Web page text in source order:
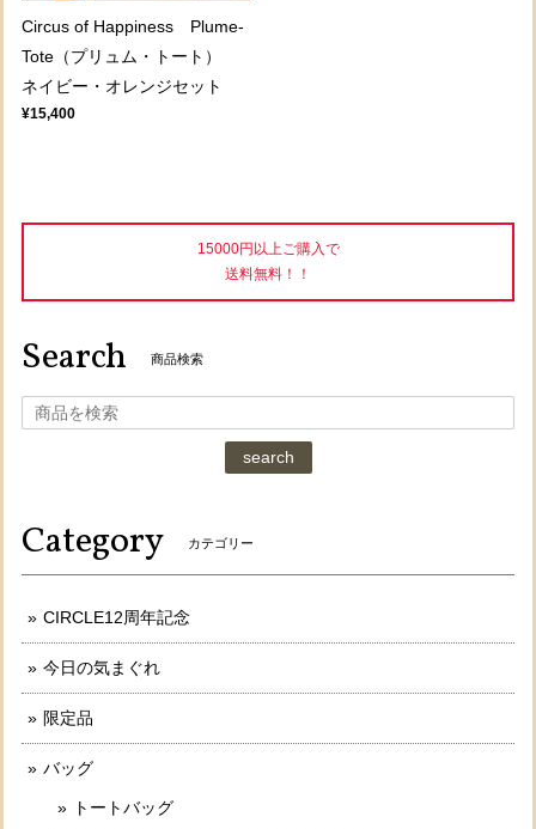
Circus of Happiness Plume-
Tote（プリュム・トート）
ネイビー・オレンジセット
¥15,400
15000円以上ご購入で
送料無料！！
Search 商品検索
search
Category カテゴリー
CIRCLE12周年記念
今日の気まぐれ
限定品
バッグ
トートバッグ